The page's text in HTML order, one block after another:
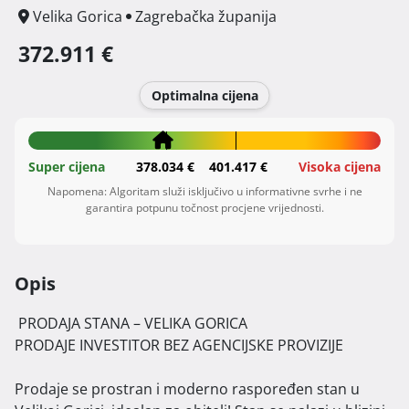
Velika Gorica Zagrebačka županija
372.911 €
Optimalna cijena
Super cijena 378.034 € 401.417 € Visoka cijena
Napomena: Algoritam služi isključivo u informativne svrhe i ne
garantira potpunu točnost procjene vrijednosti.
Opis
PRODAJE INVESTITOR BEZ AGENCIJSKE PROVIZIJE
Prodaje se prostran i moderno raspoređen stan u